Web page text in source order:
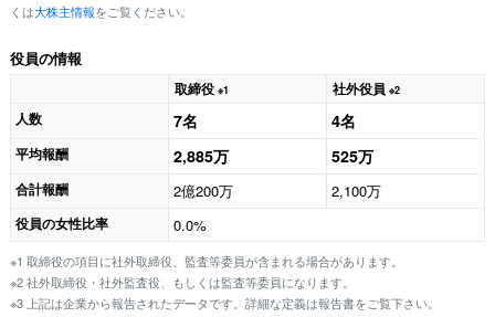
くは大株主情報をご覧ください。
役員の情報
取締役 ※1 社外役員 ※2
人数 7名 4名
平均報酬 2,885万 525万
合計報酬 2億200万 2,100万
役員の女性比率 0.0%
※1 取締役の項目に社外取締役、監査等委員が含まれる場合があります。
※2 社外取締役・社外監査役、もしくは監査等委員になります。
※3 上記は企業から報告されたデータです。詳細な定義は報告書をご覧下さい。